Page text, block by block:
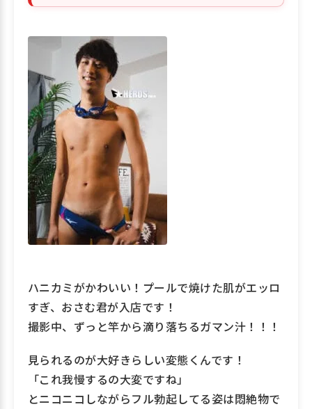
ハニカミがかわいい！プールで焼けた肌がエッロ
すぎ、おさむ君が入店です！
撮影中、ずっと竿から滴り落ちるガマン汁！！！
見られるのが大好きらしい変態くんです！
「これ我慢するの大変ですね」
とニコニコしながらフル勃起してる姿は悶絶物で